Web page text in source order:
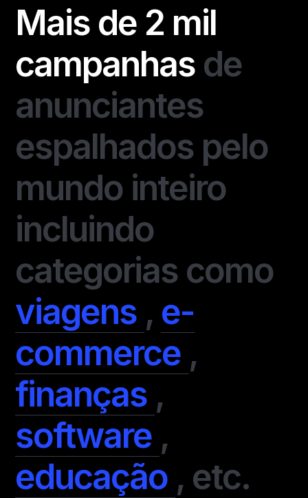
Mais de 2 mil
campanhas de
anunciantes
espalhados pelo
mundo inteiro
incluindo
categorias como
viagens , e-
commerce ,
finanças ,
software ,
educação , etc.